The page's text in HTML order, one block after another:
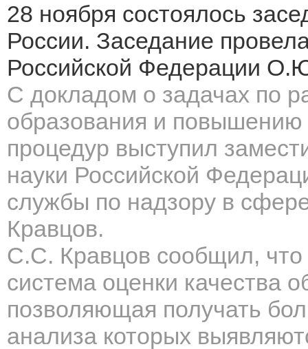
28 ноября состоялось
России. Заседание
Российской Федерации
С докладом о задачах по
образования и повышению
процедур выступил
науки Российской
службы по надзору в
Кравцов.
С.С. Кравцов сообщил,
система оценки качества
позволяющая получать
анализа которых